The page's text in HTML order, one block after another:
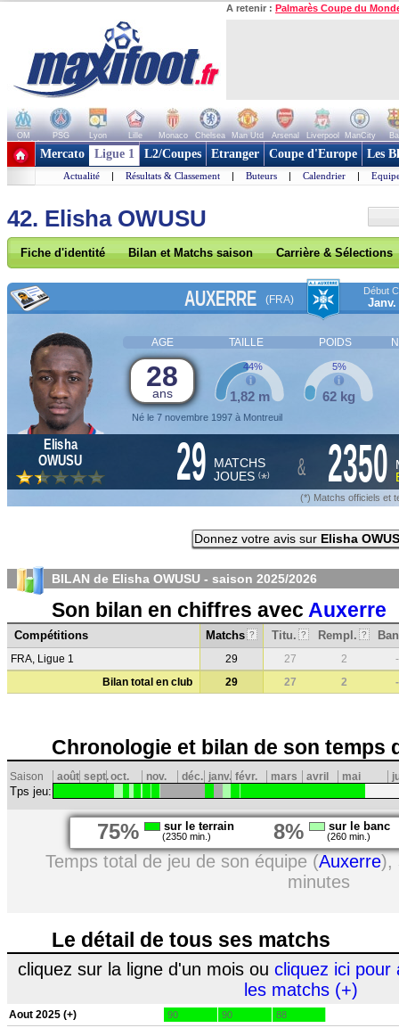
A retenir : Palmarès Coupe du
OM PSG Lyon Lille Monaco Chelsea Man Utd Arsenal Liverpool ManCity
+ de clubs
Mercato Ligue 1 L2/Coupes Etranger Coupe d'Europe Les
Actualité | Résultats & Classement | Buteurs | Calendrier |
42. Elisha OWUSU
Fiche d'identité Bilan et Matchs saison Carrière & Sélections
AUXERRE (FRA)
Début
Janv.
AGE TAILLE POIDS
28
ans
Né le 7 novembre 1997 à Montreuil
1,82 m
44%
62 kg
5%
Elisha
OWUSU
29 MATCHS
JOUES (*) & 2350
(*) Matchs officiels et
Donnez votre avis sur Elisha
BILAN de Elisha OWUSU - saison 2025/2026
Son bilan en chiffres avec Auxerre
Compétitions Matchs ? Titu. ? Rempl. ?
FRA, Ligue 1 29 27 2
-
Bilan total en club
29 27 2 -
Chronologie et bilan de son temps
Saison août sept.oct. nov. déc. janv. févr. mars avril mai
Tps jeu:
75% sur le terrain
(2350 min.) 8% sur le banc
(260 min.)
Temps total de jeu de son équipe (Auxerre),
minutes
Le détail de tous ses matchs
cliquez sur la ligne d'un mois ou cliquez ici pour
les matchs (+)
Aout 2025 (+) 90 90 88